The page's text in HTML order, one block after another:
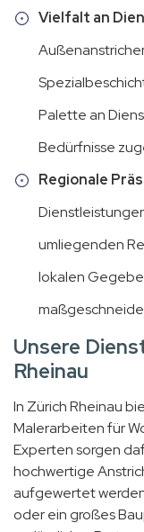
Vielfalt an
Palette an
Bedürfnisse
Regionale
umliegenden
lokalen
Unsere
Rheinau
In Zürich Rheinau
Malerarbeiten für
Experten sorgen
hochwertige
aufgewertet
oder ein großes